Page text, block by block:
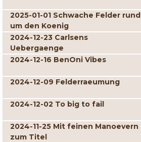
2025-01-01 Schwache Felder rund
um den Koenig
2024-12-23 Carlsens
Uebergaenge
2024-12-16 BenOni Vibes
2024-12-09 Felderraeumung
2024-12-02 To big to fail
2024-11-25 Mit feinen Manoevern
zum Titel